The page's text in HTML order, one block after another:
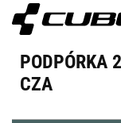
PODPÓRKA
CZA